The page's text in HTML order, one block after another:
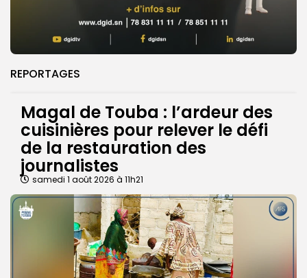
REPORTAGES
Magal de Touba : l’ardeur des
cuisinières pour relever le défi
de la restauration des
journalistes
samedi 1 août 2026 à 11h21